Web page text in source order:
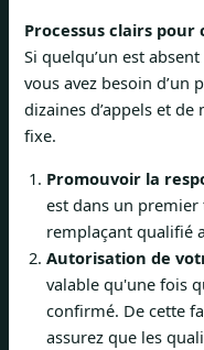
Processus clairs pour
Si quelqu’un est
vous avez besoin d’un
dizaines d’appels et
fixe.
Promouvoir la
est dans un
remplaçant qualifié
Autorisation de
valable qu'une fois
confirmé. De cette
assurez que les